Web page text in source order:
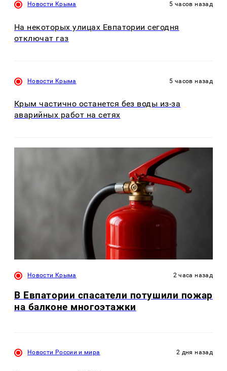
Новости Крыма 5 часов назад
На некоторых улицах Евпатории сегодня
отключат газ
Новости Крыма 5 часов назад
Крым частично останется без воды из-за
аварийных работ на сетях
Новости Крыма 2 часа назад
В Евпатории спасатели потушили пожар
на балконе многоэтажки
Новости России и мира 2 дня назад